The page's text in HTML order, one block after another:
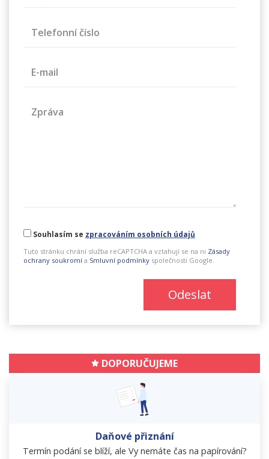
Telefonní číslo
E-mail
Zpráva
Souhlasím se zpracováním osobních údajů
Tuto stránku chrání služba reCAPTCHA a vztahují se na ni Zásady
ochrany soukromí a Smluvní podmínky společnosti Google.
Odeslat
DOPORUČUJEME
Daňové přiznání
Termín podání se blíží, ale Vy nemáte čas na papírování?